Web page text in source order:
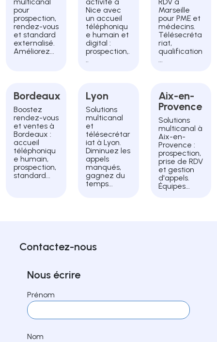
pour
prospection,
rendez-vous
et standard
externalisé.
Améliorez...
Nice avec
un accueil
téléphoniqu
e humain et
digital :
prospection,.
..
Marseille
pour PME et
médecins.
Télésecréta
riat,
qualification
...
Bordeaux
Boostez
rendez-vous
et ventes à
Bordeaux :
accueil
téléphoniqu
e humain,
prospection,
standard...
Lyon
Solutions
multicanal
et
télésecrétar
iat à Lyon.
Diminuez les
appels
manqués,
gagnez du
temps...
Aix-en-
Provence
Solutions
multicanal à
Aix-en-
Provence :
prospection,
prise de RDV
et gestion
d'appels.
Équipes...
Contactez-nous
Nous écrire
Prénom
Nom